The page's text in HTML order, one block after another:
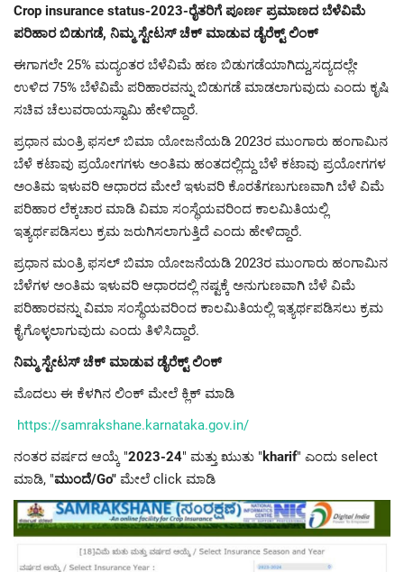
Crop insurance status-2023-ರೈತರಿಗೆ ಪೂರ್ಣ ಪ್ರಮಾಣದ ಬೆಳೆವಿಮೆ
ಪರಿಹಾರ ಬಿಡುಗಡೆ, ನಿಮ್ಮ ಸ್ಟೇಟಸ್ ಚೆಕ್ ಮಾಡುವ ಡೈರೆಕ್ಟ್ ಲಿಂಕ್
ಈಗಾಗಲೇ 25% ಮದ್ಯಂತರ ಬೆಳೆವಿಮೆ ಹಣ ಬಿಡುಗಡೆಯಾಗಿದ್ದು,ಸದ್ಯದಲ್ಲೇ
ಉಳಿದ 75% ಬೆಳೆವಿಮೆ ಪರಿಹಾರವನ್ನು ಬಿಡುಗಡೆ ಮಾಡಲಾಗುವುದು ಎಂದು ಕೃಷಿ
ಸಚಿವ ಚೆಲುವರಾಯಸ್ವಾಮಿ ಹೇಳಿದ್ದಾರೆ.
ಪ್ರಧಾನ ಮಂತ್ರಿ ಫಸಲ್ ಬಿಮಾ ಯೋಜನೆಯಡಿ 2023ರ ಮುಂಗಾರು ಹಂಗಾಮಿನ
ಬೆಳೆ ಕಟಾವು ಪ್ರಯೋಗಗಳು ಅಂತಿಮ ಹಂತದಲ್ಲಿದ್ದು ಬೆಳೆ ಕಟಾವು ಪ್ರಯೋಗಗಳ
ಅಂತಿಮ ಇಳುವರಿ ಆಧಾರದ ಮೇಲೆ ಇಳುವರಿ ಕೊರತೆಗಣುಗುಣವಾಗಿ ಬೆಳೆ ವಿಮೆ
ಪರಿಹಾರ ಲೆಕ್ಕಚಾರ ಮಾಡಿ ವಿಮಾ ಸಂಸ್ಥೆಯವರಿಂದ ಕಾಲಮಿತಿಯಲ್ಲಿ
ಇತ್ಯರ್ಥಪಡಿಸಲು ಕ್ರಮ ಜರುಗಿಸಲಾಗುತ್ತಿದೆ ಎಂದು ಹೇಳಿದ್ದಾರೆ.
ಪ್ರಧಾನ ಮಂತ್ರಿ ಫಸಲ್ ಬಿಮಾ ಯೋಜನೆಯಡಿ 2023ರ ಮುಂಗಾರು ಹಂಗಾಮಿನ
ಬೆಳೆಗಳ ಅಂತಿಮ ಇಳುವರಿ ಆಧಾರದಲ್ಲಿ ನಷ್ಟಕ್ಕೆ ಅನುಗುಣವಾಗಿ ಬೆಳೆ ವಿಮೆ
ಪರಿಹಾರವನ್ನು ವಿಮಾ ಸಂಸ್ಥೆಯವರಿ೦ದ ಕಾಲಮಿತಿಯಲ್ಲಿ ಇತ್ಯರ್ಥಪಡಿಸಲು ಕ್ರಮ
ಕೈಗೊಳ್ಳಲಾಗುವುದು ಎಂದು ತಿಳಿಸಿದ್ದಾರೆ.
ನಿಮ್ಮ ಸ್ಟೇಟಸ್ ಚೆಕ್ ಮಾಡುವ ಡೈರೆಕ್ಟ್ ಲಿಂಕ್
ಮೊದಲು ಈ ಕೆಳಗಿನ ಲಿಂಕ್ ಮೇಲೆ ಕ್ಲಿಕ್ ಮಾಡಿ
https://samrakshane.karnataka.gov.in/
ನಂತರ ವರ್ಷದ ಆಯ್ಕೆ "2023-24" ಮತ್ತು ಋುತು " kharif" ಎಂದು select
ಮಾಡಿ, "ಮುಂದೆ/Go" ಮೇಲೆ click ಮಾಡಿ